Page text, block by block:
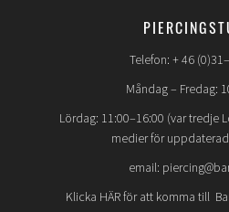
Telefon: + 46
Måndag – Fredag:
Lördag: 11:00–16:00 (var tredje
medier för
email:
Klicka HÄR för att komma till